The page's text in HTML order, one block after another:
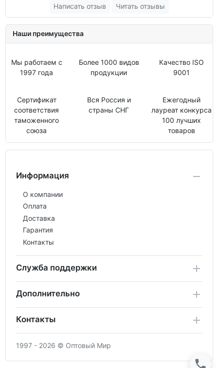
Написать отзыв
Читать отзывы
Наши преимущества
Мы работаем с
1997 года
Более 1000 видов
продукции
Качество ISO
9001
Сертификат
соответствия
таможенного
союза
Вся Россия и
страны СНГ
Ежегодный
лауреат конкурса
100 лучших
товаров
Информация
О компании
Оплата
Доставка
Гарантия
Контакты
Служба поддержки
Дополнительно
Контакты
1997 - 2026 © Оптовый Мир